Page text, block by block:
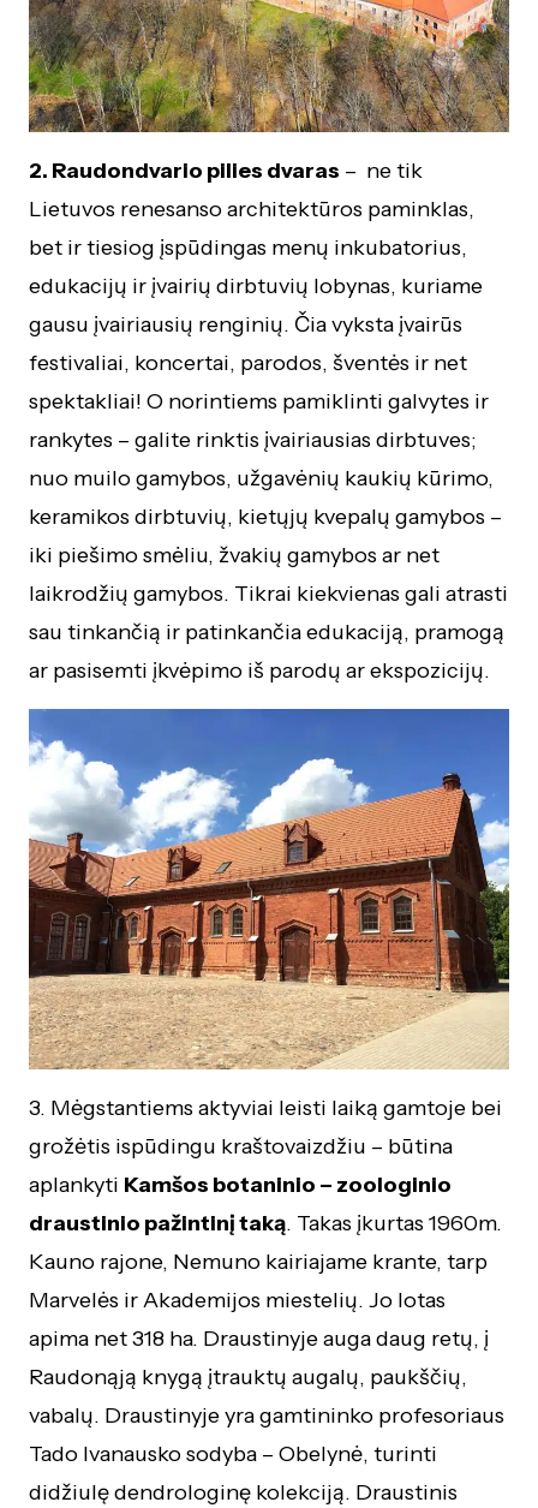
2. Raudondvario pilies dvaras – ne tik
Lietuvos renesanso architektūros paminklas,
bet ir tiesiog įspūdingas menų inkubatorius,
edukacijų ir įvairių dirbtuvių lobynas, kuriame
gausu įvairiausių renginių. Čia vyksta įvairūs
festivaliai, koncertai, parodos, šventės ir net
spektakliai! O norintiems pamiklinti galvytes ir
rankytes – galite rinktis įvairiausias dirbtuves;
nuo muilo gamybos, užgavėnių kaukių kūrimo,
keramikos dirbtuvių, kietųjų kvepalų gamybos –
iki piešimo smėliu, žvakių gamybos ar net
laikrodžių gamybos. Tikrai kiekvienas gali atrasti
sau tinkančią ir patinkančia edukaciją, pramogą
ar pasisemti įkvėpimo iš parodų ar ekspozicijų.
3. Mėgstantiems aktyviai leisti laiką gamtoje bei
grožėtis ispūdingu kraštovaizdžiu – būtina
aplankyti Kamšos botaninio – zoologinio
draustinio pažintinį taką. Takas įkurtas 1960m.
Kauno rajone, Nemuno kairiajame krante, tarp
Marvelės ir Akademijos miestelių. Jo lotas
apima net 318 ha. Draustinyje auga daug retų, į
Raudonąją knygą įtrauktų augalų, paukščių,
vabalų. Draustinyje yra gamtininko profesoriaus
Tado Ivanausko sodyba – Obelynė, turinti
didžiulę dendrologinę kolekciją. Draustinis